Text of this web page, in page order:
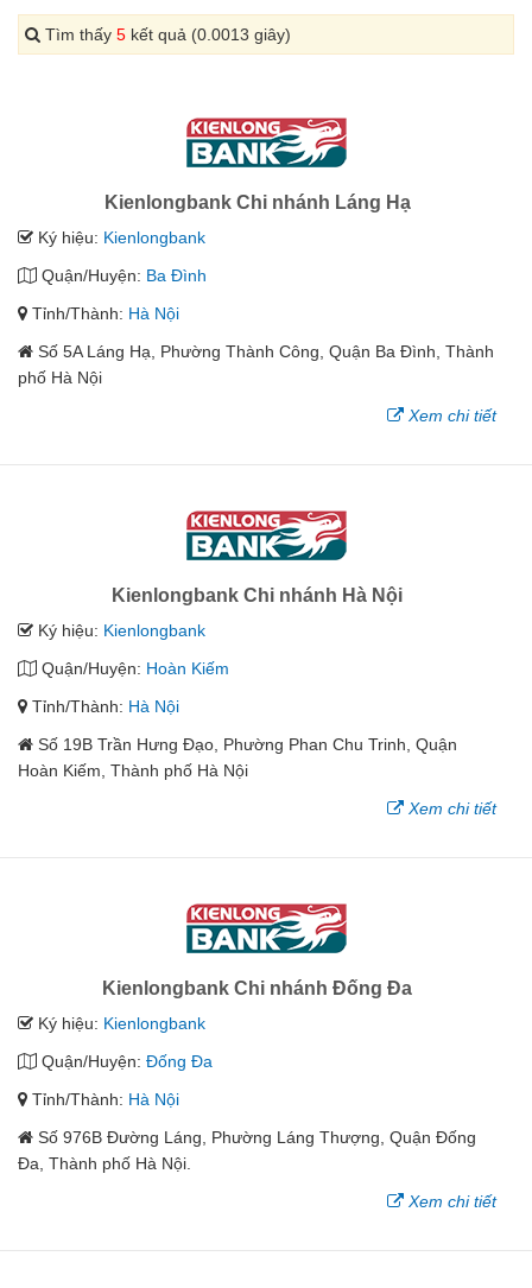
Tìm thấy 5 kết quả (0.0013 giây)
Kienlongbank Chi nhánh Láng Hạ
Ký hiệu: Kienlongbank
Quận/Huyện: Ba Đình
Tỉnh/Thành: Hà Nội
Số 5A Láng Hạ, Phường Thành Công, Quận Ba Đình, Thành
phố Hà Nội
Xem chi tiết
Kienlongbank Chi nhánh Hà Nội
Ký hiệu: Kienlongbank
Quận/Huyện: Hoàn Kiếm
Tỉnh/Thành: Hà Nội
Số 19B Trần Hưng Đạo, Phường Phan Chu Trinh, Quận
Hoàn Kiếm, Thành phố Hà Nội
Xem chi tiết
Kienlongbank Chi nhánh Đống Đa
Ký hiệu: Kienlongbank
Quận/Huyện: Đống Đa
Tỉnh/Thành: Hà Nội
Số 976B Đường Láng, Phường Láng Thượng, Quận Đống
Đa, Thành phố Hà Nội.
Xem chi tiết